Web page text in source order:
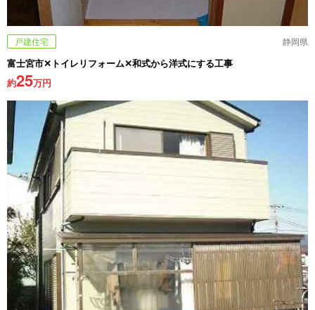
戸建住宅 静岡県
富士宮市✕トイレリフォーム✕和式から洋式にする工事
約25万円